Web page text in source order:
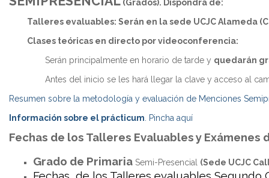
Máster
Lengua
Máster
Máster
Máster
Centros
Máster
Educativos
(Grados). Dispondrá de:
Talleres evaluables: Serán en la sede UCJC Alameda
Clases teóricas en directo por videoconferencia:
Serán principalmente en horario de tarde y quedarán
Antes del inicio se les hará llegar la clave y acceso al
Resumen sobre la metodología y evaluación de Menciones
Información sobre el prácticum . Pincha aquí
Fechas de los Talleres Evaluables y
Grado de Primaria Semi-Presencial (Sede UCJC